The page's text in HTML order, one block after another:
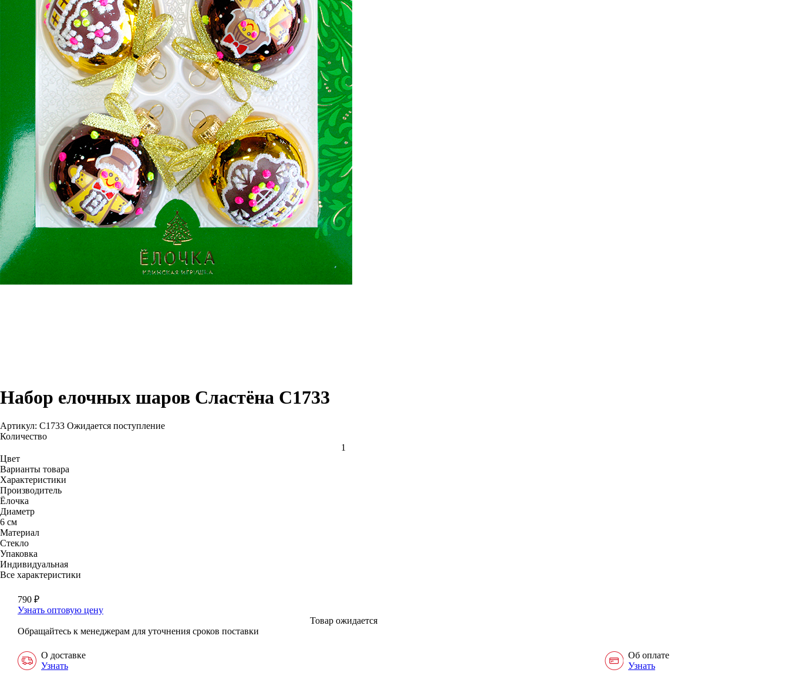
Набор елочных шаров Сластёна С1733
Артикул: С1733 Ожидается поступление
Количество
Цвет
Варианты товара
Характеристики
Производитель
Ёлочка
Диаметр
6 см
Материал
Стекло
Упаковка
Индивидуальная
Все характеристики
790 ₽
Узнать оптовую цену
Товар ожидается
Обращайтесь к менеджерам для уточнения сроков поставки
О доставке
Узнать
Об оплате
Узнать